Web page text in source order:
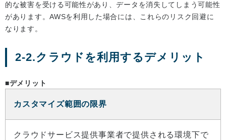
的な被害を受ける可能性があり、データを消失してしまう可能性
があります。AWSを利用した場合には、これらのリスク回避に
なります。
2-2.クラウドを利用するデメリット
■デメリット
カスタマイズ範囲の限界
クラウドサービス提供事業者で提供される環境下で